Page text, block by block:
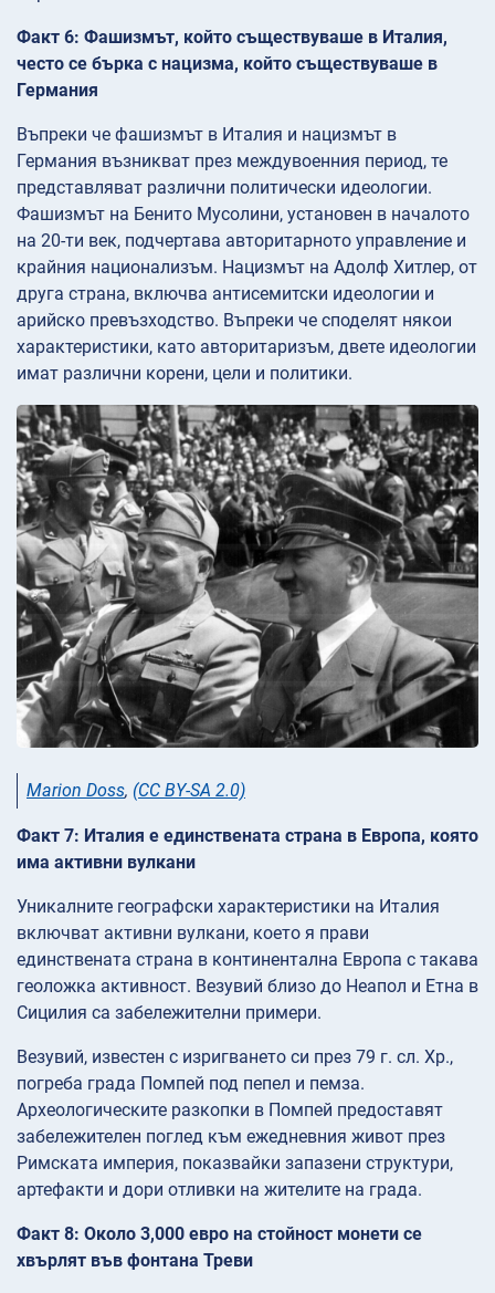
Факт 6: Фашизмът, който съществуваше в Италия,
често се бърка с нацизма, който съществуваше в
Германия
Въпреки че фашизмът в Италия и нацизмът в
Германия възникват през междувоенния период, те
представляват различни политически идеологии.
Фашизмът на Бенито Мусолини, установен в началото
на 20-ти век, подчертава авторитарното управление и
крайния национализъм. Нацизмът на Адолф Хитлер, от
друга страна, включва антисемитски идеологии и
арийско превъзходство. Въпреки че споделят някои
характеристики, като авторитаризъм, двете идеологии
имат различни корени, цели и политики.
Marion Doss, (CC BY-SA 2.0)
Факт 7: Италия е единствената страна в Европа, която
има активни вулкани
Уникалните географски характеристики на Италия
включват активни вулкани, което я прави
единствената страна в континентална Европа с такава
геоложка активност. Везувий близо до Неапол и Етна в
Сицилия са забележителни примери.
Везувий, известен с изригването си през 79 г. сл. Хр.,
погреба града Помпей под пепел и пемза.
Археологическите разкопки в Помпей предоставят
забележителен поглед към ежедневния живот през
Римската империя, показвайки запазени структури,
артефакти и дори отливки на жителите на града.
Факт 8: Около 3,000 евро на стойност монети се
хвърлят във фонтана Треви